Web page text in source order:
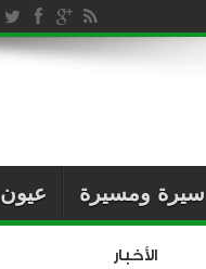
سيرة ومسيرة عيون
الأخبار